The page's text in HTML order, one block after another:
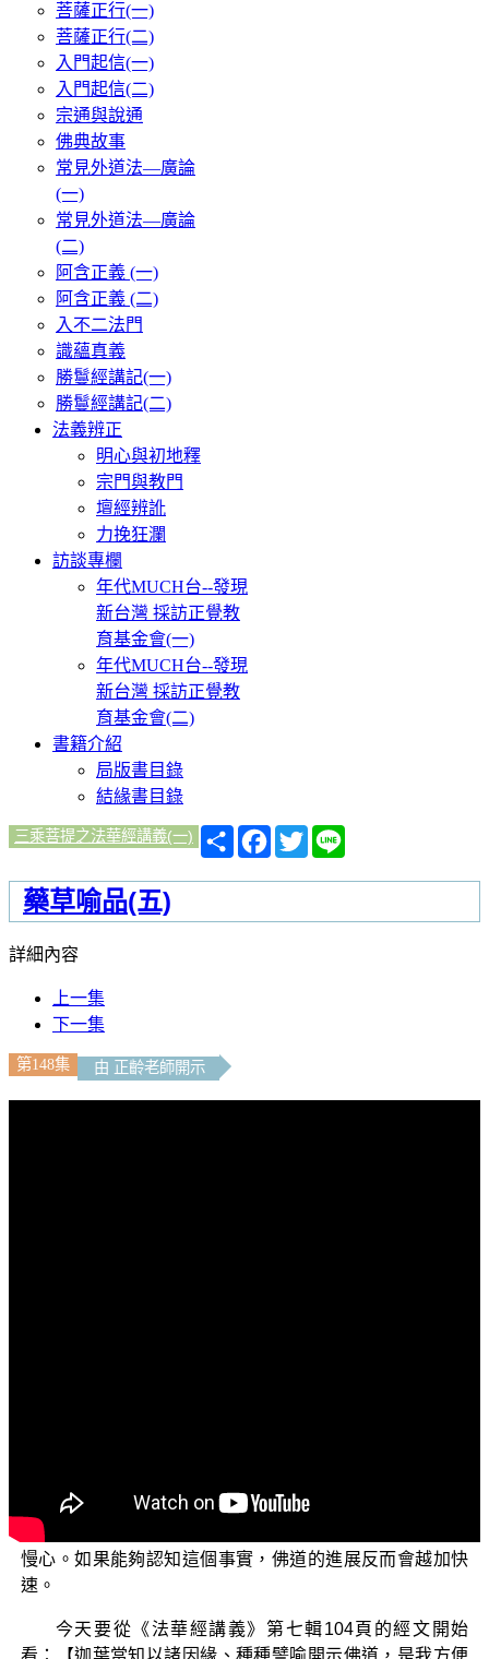
菩薩正行(一)
菩薩正行(二)
入門起信(一)
入門起信(二)
宗通與說通
佛典故事
常見外道法—廣論
(一)
常見外道法—廣論
(二)
阿含正義 (一)
阿含正義 (二)
入不二法門
識蘊真義
勝鬘經講記(一)
勝鬘經講記(二)
法義辨正
明心與初地釋
宗門與教門
壇經辨訛
力挽狂瀾
訪談專欄
年代MUCH台--發現
新台灣 採訪正覺教
育基金會(一)
年代MUCH台--發現
新台灣 採訪正覺教
育基金會(二)
書籍介紹
局版書目錄
結緣書目錄
三乘菩提之法華經講義(一)
分
享
Facebook
Twitter
藥草喻品(五)
詳細內容
上一集
下一集
第148集 由 正齡老師開示
道的修學上，越往上、越接近佛地，就會越發覺得自己與
佛陀的距離越遙遠，所以就會越恭敬諸佛如來，而更沒有
慢心。如果能夠認知這個事實，佛道的進展反而會越加快
速。
今天要從《法華經講義》第七輯104頁的經文開始
看：【迦葉當知以諸因緣、種種譬喻開示佛道，是我方便